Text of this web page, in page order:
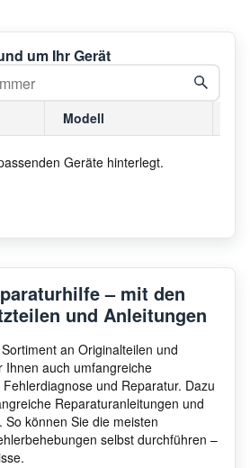
um Ihr Gerät
Modell
Geräte hinterlegt.
– mit den
und Anleitungen
an Originalteilen und
Ihnen auch umfangreiche
und Reparatur. Dazu
Reparaturanleitungen und
So können Sie die meisten
selbst durchführen –